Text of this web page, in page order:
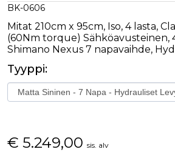
BK-0606
Mitat 210cm x 95cm, Iso, 4 lasta,
(60Nm torque)
Shimano Nexus 7 napavaihde,
Tyyppi:
€ 5.249,00 sis. alv